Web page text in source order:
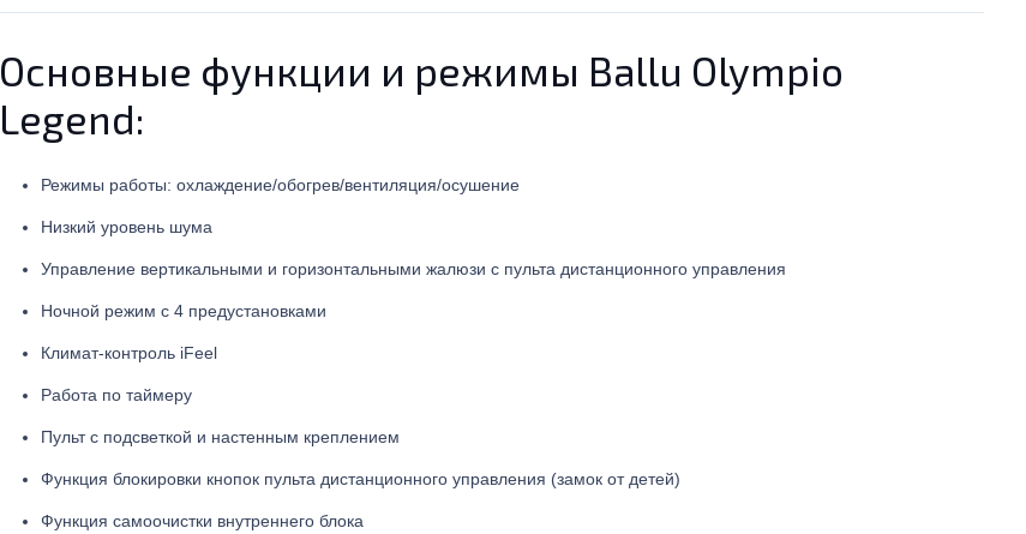
Основные функции и режимы Ballu Olympio
Legend:
Режимы работы: охлаждение/обогрев/вентиляция/осушение
Низкий уровень шума
Управление вертикальными и горизонтальными жалюзи с пульта дистанционного управления
Ночной режим с 4 предустановками
Климат-контроль iFeel
Работа по таймеру
Пульт с подсветкой и настенным креплением
Функция блокировки кнопок пульта дистанционного управления (замок от детей)
Функция самоочистки внутреннего блока